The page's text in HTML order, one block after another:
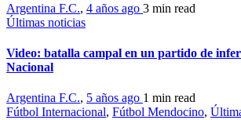
Argentina F.C., 4 años ago 3 min read
Últimas noticias
Video: batalla campal en un partido de
Nacional
Argentina F.C., 5 años ago 1 min read
Fútbol Internacional, Fútbol Mendocino,